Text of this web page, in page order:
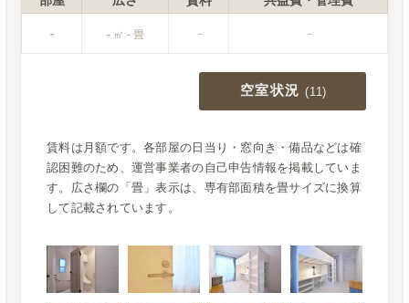
- - ㎡ - 畳 - -
空室状況 (11)
賃料は月額です。各部屋の日当り・窓向き・備品などは確
認困難のため、運営事業者の自己申告情報を掲載していま
す。広さ欄の「畳」表示は、専有部面積を畳サイズに換算
して記載されています。